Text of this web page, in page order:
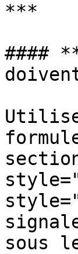
***
####
sous